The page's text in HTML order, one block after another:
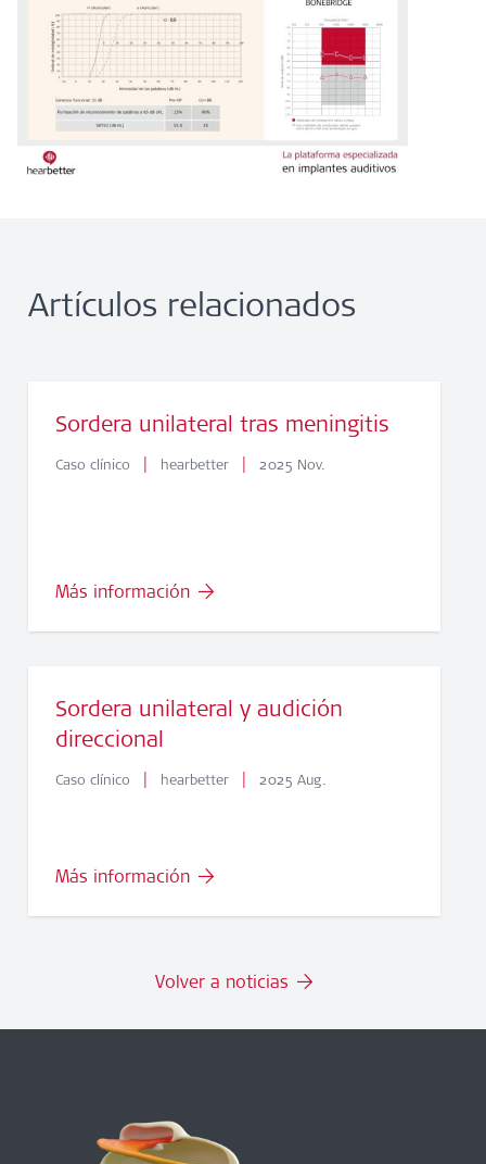
Artículos relacionados
Sordera unilateral tras meningitis
Caso clínico | hearbetter | 2025 Nov.
Más información
Sordera unilateral y audición
direccional
Caso clínico | hearbetter | 2025 Aug.
Más información
Volver a noticias